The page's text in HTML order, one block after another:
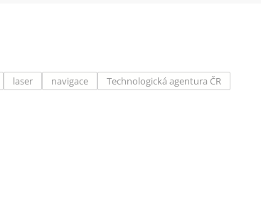
laser navigace
Technologická agentura ČR